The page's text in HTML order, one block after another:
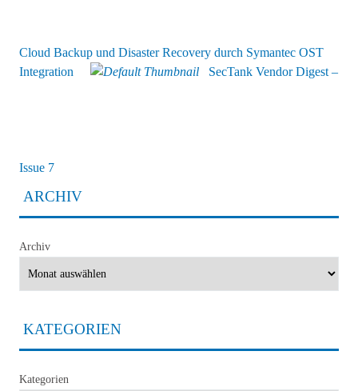
Cloud Backup und Disaster Recovery durch Symantec OST
Integration
SecTank Vendor Digest –
Issue 7
ARCHIV
Archiv
KATEGORIEN
Kategorien